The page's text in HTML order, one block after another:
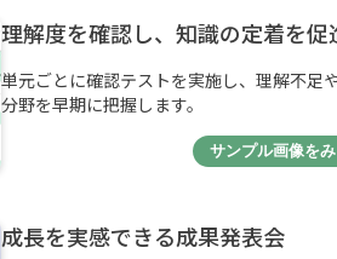
理解度を確認し、知識の定着を促
単元ごとに確認テストを実施し、理解不足
分野を早期に把握します。
サンプル画像を
成長を実感できる成果発表会